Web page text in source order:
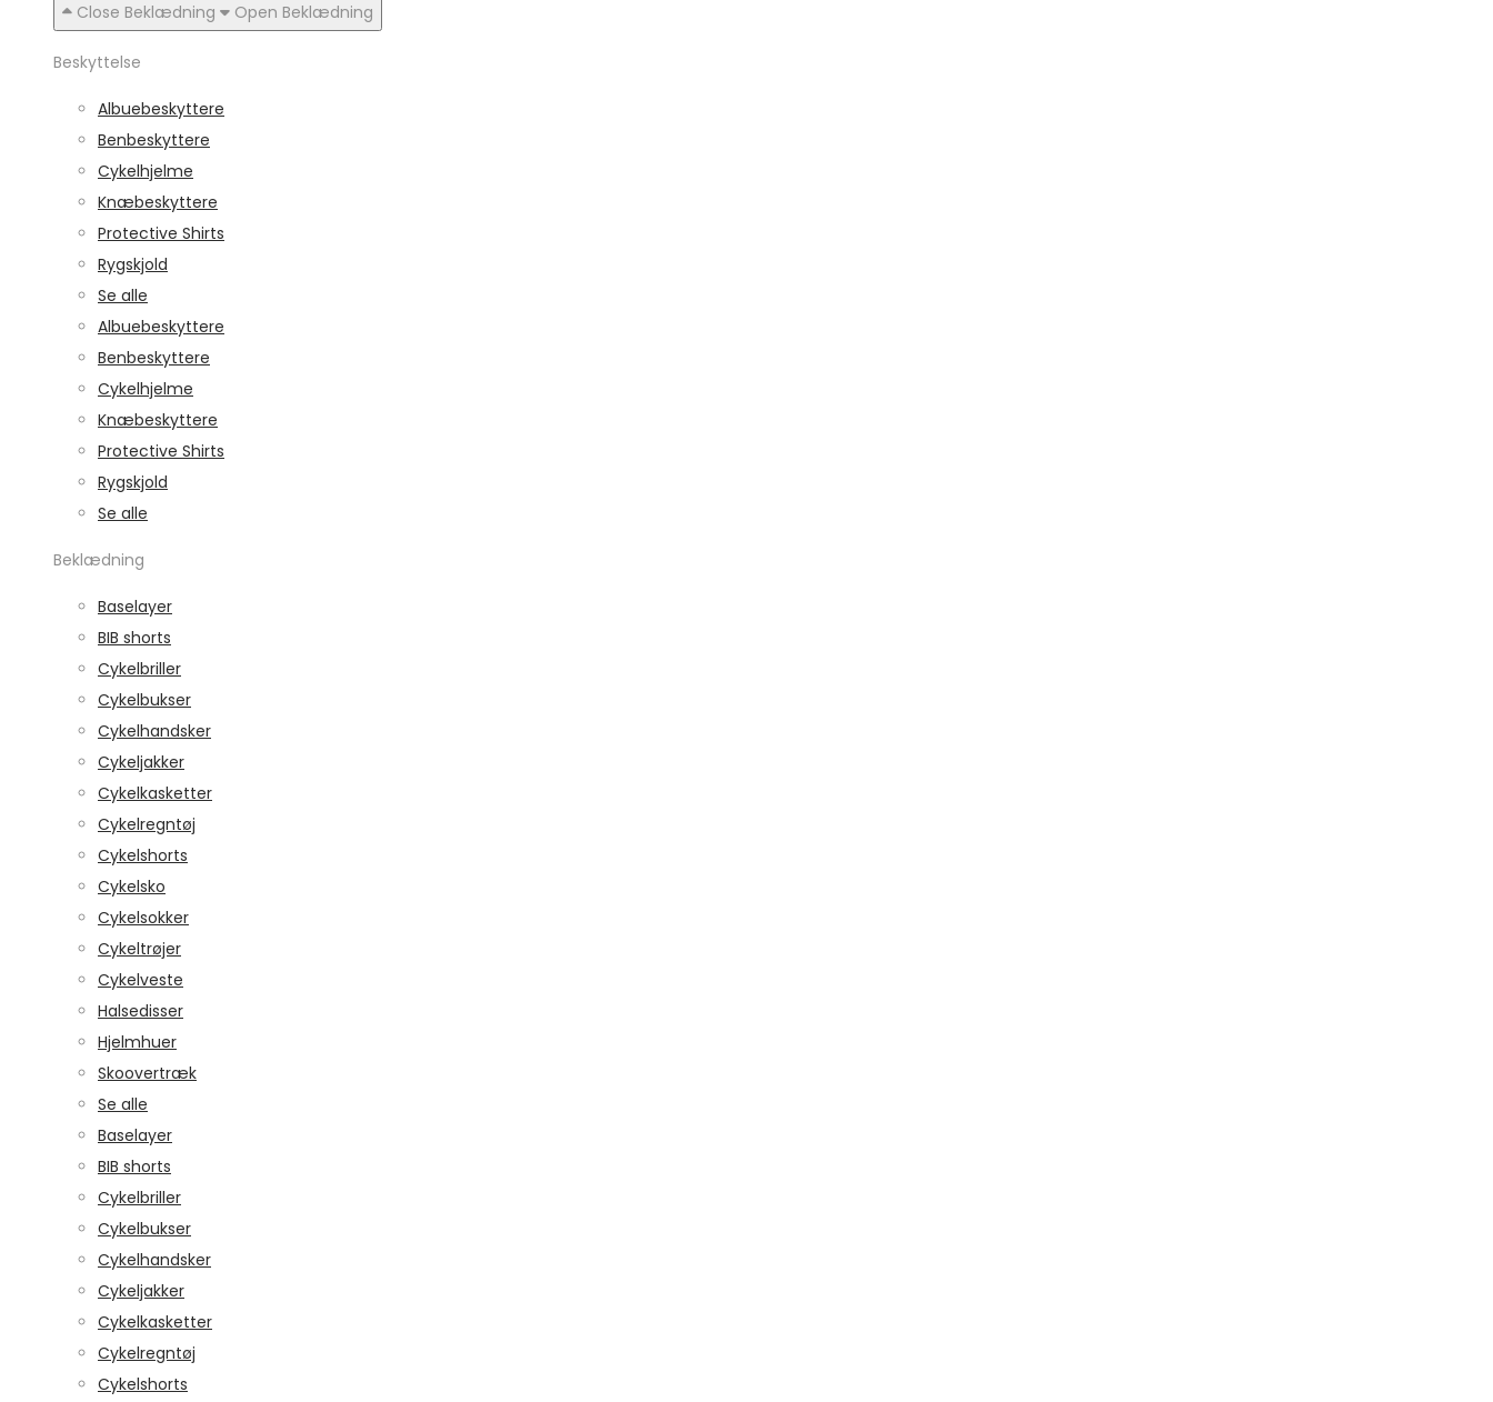
Close Beklædning
Open Beklædning
Beskyttelse
Albuebeskyttere
Benbeskyttere
Cykelhjelme
Knæbeskyttere
Protective Shirts
Rygskjold
Se alle
Albuebeskyttere
Benbeskyttere
Cykelhjelme
Knæbeskyttere
Protective Shirts
Rygskjold
Se alle
Beklædning
Baselayer
BIB shorts
Cykelbriller
Cykelbukser
Cykelhandsker
Cykeljakker
Cykelkasketter
Cykelregntøj
Cykelshorts
Cykelsko
Cykelsokker
Cykeltrøjer
Cykelveste
Halsedisser
Hjelmhuer
Skoovertræk
Se alle
Baselayer
BIB shorts
Cykelbriller
Cykelbukser
Cykelhandsker
Cykeljakker
Cykelkasketter
Cykelregntøj
Cykelshorts